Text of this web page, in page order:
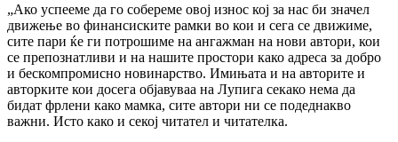
„Ако успееме да го собереме овој износ кој за нас би значел
движење во финансиските рамки во кои и сега се движиме,
сите пари ќе ги потрошиме на ангажман на нови автори, кои
се препознатливи и на нашите простори како адреса за добро
и бескомпромисно новинарство. Имињата и на авторите и
авторките кои досега објавуваа на Лупига секако нема да
бидат фрлени како мамка, сите автори ни се подеднакво
важни. Исто како и секој читател и читателка.